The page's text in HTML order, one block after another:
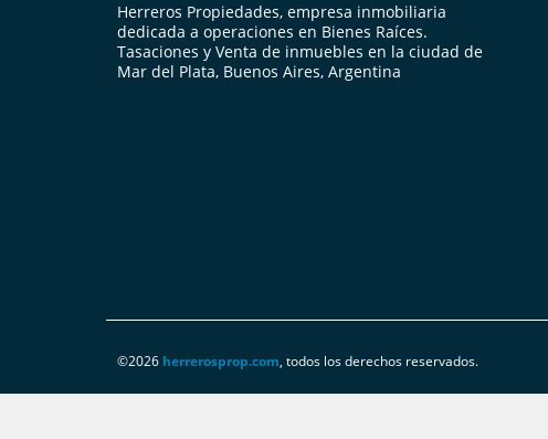
Herreros Propiedades, empresa inmobiliaria
dedicada a operaciones en Bienes Raíces.
Tasaciones y Venta de inmuebles en la ciudad de
Mar del Plata, Buenos Aires, Argentina
©2026 herrerosprop.com, todos los derechos reservados.